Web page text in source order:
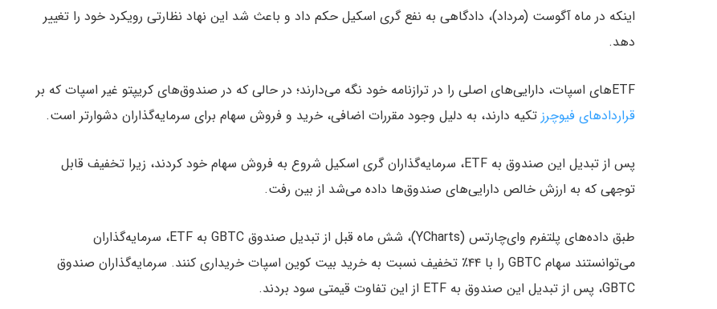
اینکه در ماه آگوست (مرداد)، دادگاهی به نفع گری‌ اسکیل حکم داد و باعث شد این نهاد نظارتی رویکرد خود را تغییر
دهد.
ETF‌های اسپات، دارایی‌های اصلی را در ترازنامه خود نگه می‌دارند؛ در حالی که در صندوق‌های کریپتو غیر اسپات که بر
قراردادهای فیوچرز تکیه دارند، به دلیل وجود مقررات اضافی، خرید و فروش سهام برای سرمایه‌گذاران دشوارتر است.
پس از تبدیل این صندوق به ETF، سرمایه‌گذاران گری‌ اسکیل شروع به فروش سهام خود کردند، زیرا تخفیف قابل
توجهی که به ارزش خالص دارایی‌های صندوق‌ها داده می‌شد از بین رفت.
طبق داده‌های پلتفرم وای‌چارتس (YCharts)، شش ماه قبل از تبدیل صندوق GBTC به ETF، سرمایه‌گذاران
می‌توانستند سهام GBTC را با ۴۴٪ تخفیف نسبت به خرید بیت‌ کوین اسپات خریداری کنند. سرمایه‌گذاران صندوق
GBTC، پس از تبدیل این صندوق به ETF از این تفاوت قیمتی سود بردند.